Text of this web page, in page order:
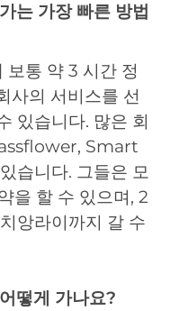
는 가장 빠른 방법
보통 약 3 시간 정
사의 서비스를 선
있습니다. 많은 회
Smart
습니다. 그들은 모
을 할 수 있으며, 2
앙라이까지 갈 수
떻게 가나요?